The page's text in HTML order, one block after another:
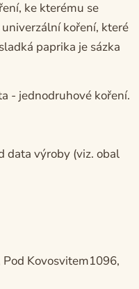
ke kterému se
koření, které
paprika je sázka
- jednodruhové koření.
data výroby (viz. obal
Kovosvitem1096,